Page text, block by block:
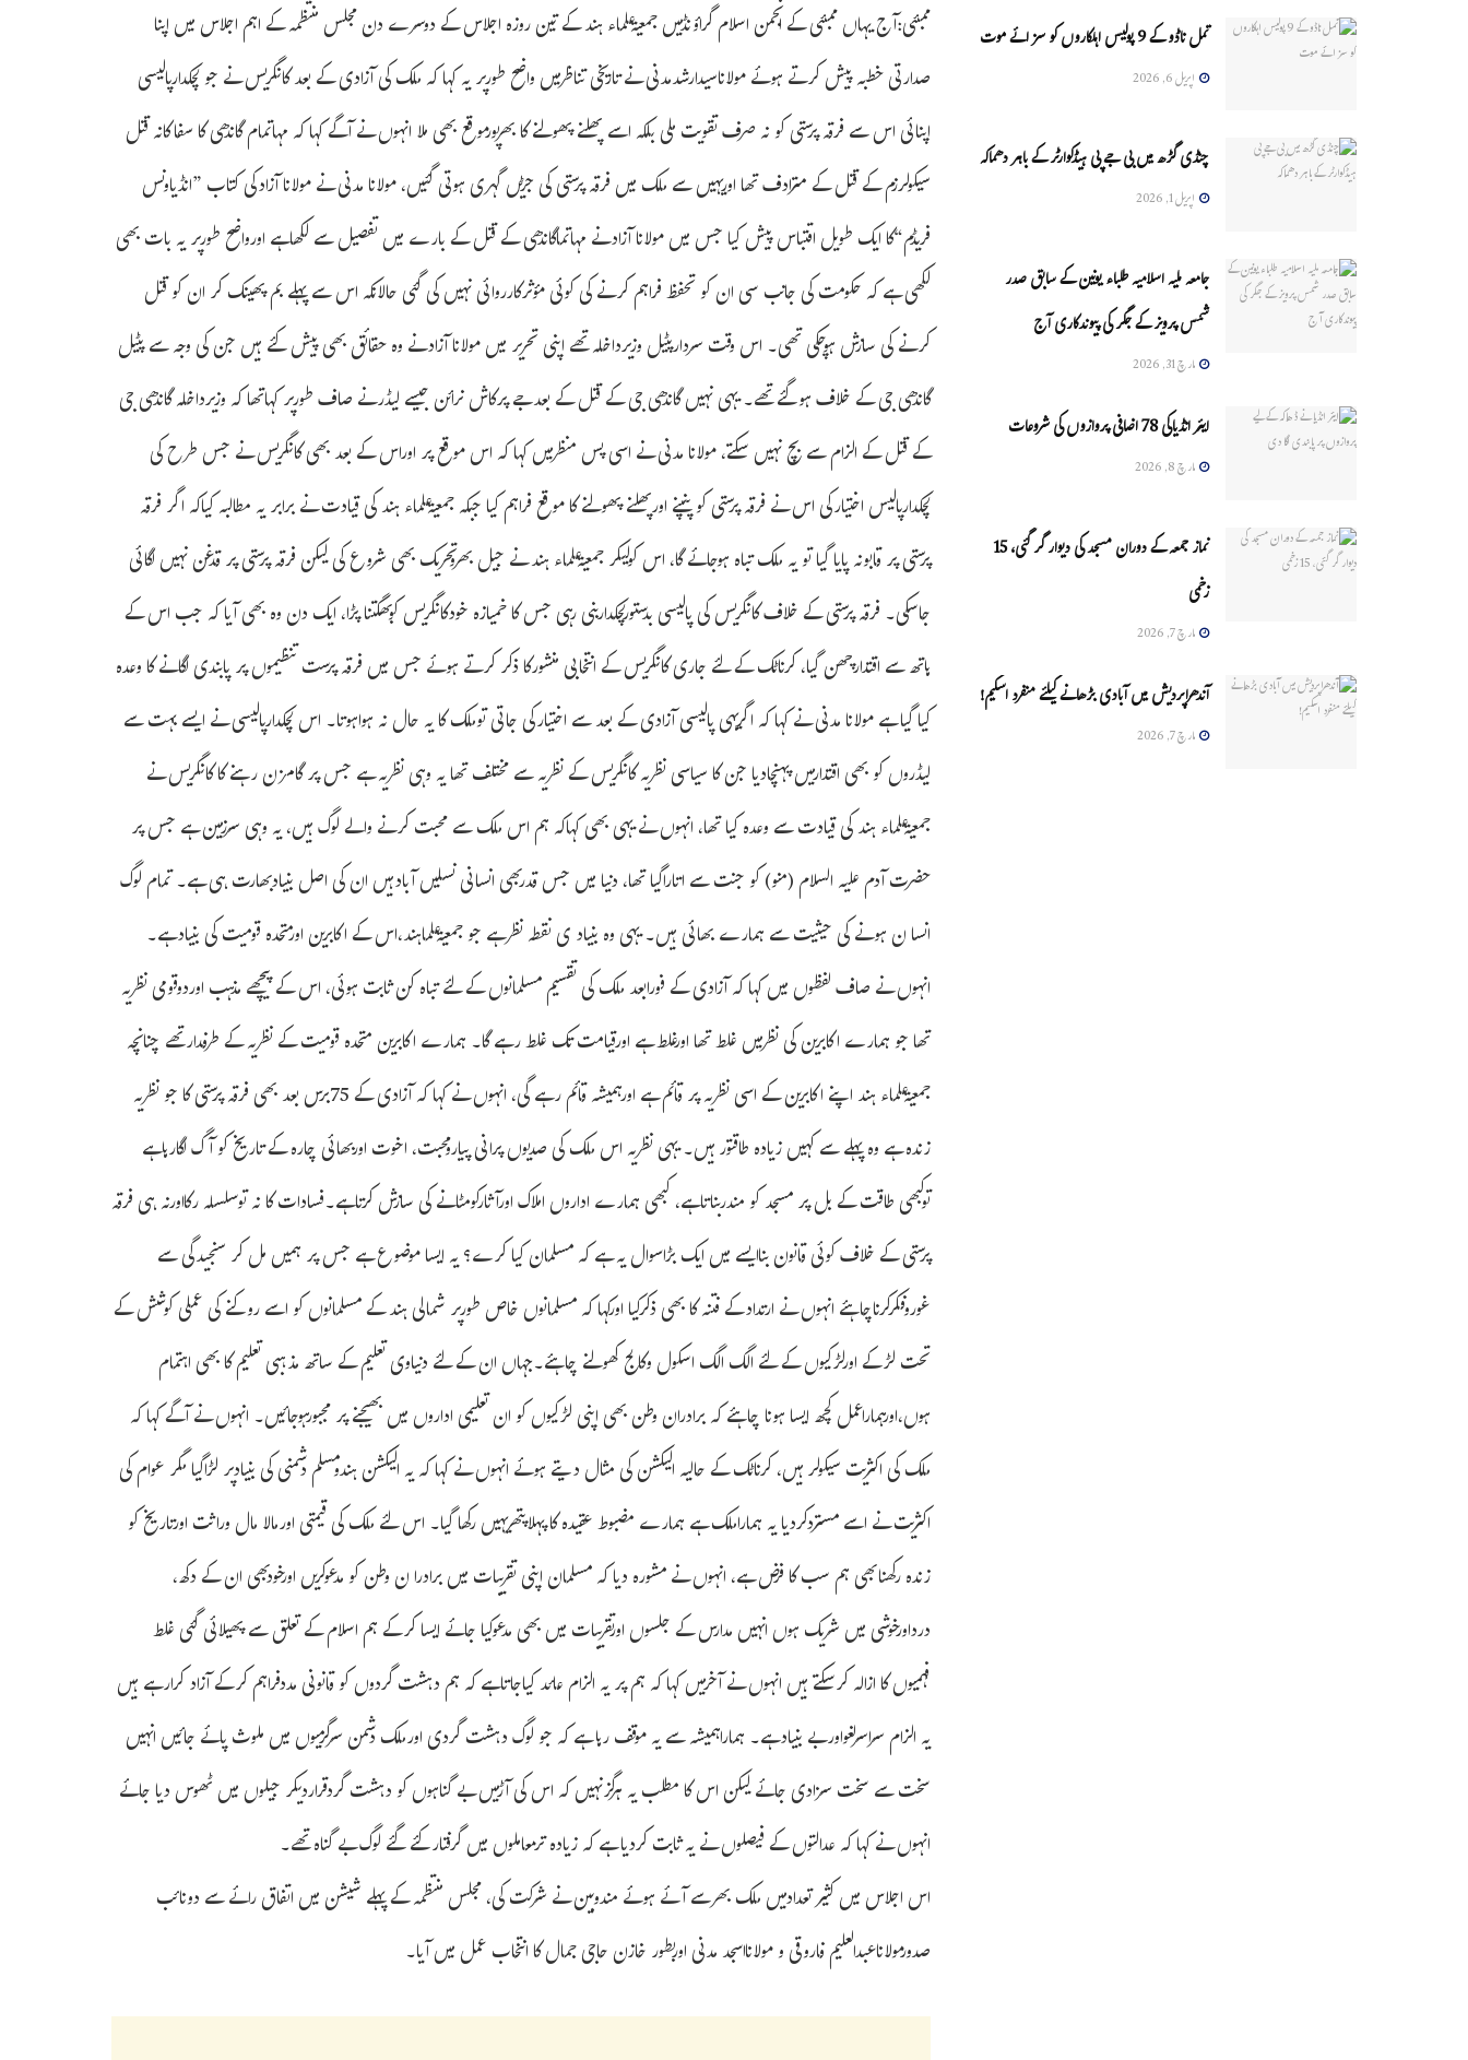
ممبئی:آج یہاں ممبئی کے انجمن اسلام گراؤنڈمیں جمعیۃعلماء ہند کے تین روزہ اجلاس کے دوسرے دن مجلس منتظمہ کے اہم اجلاس میں اپنا
صدارتی خطبہ پیش کرتے ہوئے مولاناسیدارشدمدنی نے تاریخی تناظرمیں واضح طورپر یہ کہا کہ ملک کی آزادی کے بعد کانگریس نے جو لچکدارپالیسی
اپنائی اس سے فرقہ پرستی کو نہ صرف تقویت ملی بلکہ اسے پھلنے پھولنے کا بھرپورموقع بھی ملا انہوں نے آگے کہا کہ مہاتمام گاندھی کا سفاکانہ قتل
سیکولرزم کے قتل کے مترادف تھا اوریہیں سے ملک میں فرقہ پرستی کی جڑیں گہری ہوتی گئیں، مولانا مدنی نے مولانا آزادکی کتاب ”انڈیاونس
فریڈم“کا ایک طویل اقتباس پیش کیا جس میں مولانا آزادنے مہاتماگاندھی کے قتل کے بارے میں تفصیل سے لکھاہے اورواضح طورپر یہ بات بھی
لکھی ہے کہ حکومت کی جانب سی ان کو تحفظ فراہم کرنے کی کوئی مؤثرکارروائی نہیں کی گئی حالانکہ اس سے پہلے بم پھینک کر ان کو قتل
کرنے کی سازش ہوچکی تھی۔ اس وقت سردارپٹیل وزیرداخلہ تھے اپنی تحریر میں مولانا آزادنے وہ حقائق بھی پیش کئے ہیں جن کی وجہ سے پٹیل
گاندھی جی کے خلاف ہوگئے تھے۔ یہی نہیں گاندھی جی کے قتل کے بعدجے پرکاش نرائن جیسے لیڈرنے صاف طورپر کہاتھا کہ وزیرداخلہ گاندھی جی
کے قتل کے الزام سے بچ نہیں سکتے، مولانا مدنی نے اسی پس منظرمیں کہا کہ اس موقع پر اوراس کے بعد بھی کانگریس نے جس طرح کی
لچکدارپالیس اختیارکی اس نے فرقہ پرستی کو پنپنے اورپھلنے پھولنے کا موقع فراہم کیا جبکہ جمعیۃعلماء ہند کی قیادت نے برابر یہ مطالبہ کیاکہ اگر فرقہ
پرستی پر قابونہ پایا گیا تو یہ ملک تباہ ہوجائے گا، اس کولیکر جمعیۃعلماء ہند نے جیل بھروتحریک بھی شروع کی لیکن فرقہ پرستی پر قدغن نہیں لگائی
جاسکی۔ فرقہ پرستی کے خلاف کانگریس کی پالیسی بدستورلچکداربنی رہی جس کا خمیازہ خودکانگریس کوبھگتنا پڑا، ایک دن وہ بھی آیا کہ جب اس کے
ہاتھ سے اقتدارچھن گیا، کرناٹک کے لئے جاری کانگریس کے انتخابی منشورکا ذکر کرتے ہوئے جس میں فرقہ پرست تنظیموں پر پابندی لگانے کا وعدہ
کیا گیا ہے مولانا مدنی نے کہا کہ اگریہی پالیسی آزادی کے بعد سے اختیارکی جاتی توملک کا یہ حال نہ ہواہوتا۔ اس لچکدارپالیسی نے ایسے بہت سے
لیڈروں کو بھی اقتدارمیں پہنچادیا جن کا سیاسی نظریہ کانگریس کے نظریہ سے مختلف تھا یہ وہی نظریہ ہے جس پر گامزن رہنے کا کانگریس نے
جمعیۃعلماء ہند کی قیادت سے وعدہ کیا تھا، انہوں نے یہی بھی کہاکہ ہم اس ملک سے محبت کرنے والے لوگ ہیں، یہ وہی سرزمین ہے جس پر
حضرت آدم علیہ السلام (منو) کو جنت سے اتاراگیا تھا، دنیا میں جس قدربھی انسانی نسلیں آبادہیں ان کی اصل بنیادبھارت ہی ہے۔ تمام لوگ
انسا ن ہونے کی حیثیت سے ہمارے بھائی ہیں۔ یہی وہ بنیاد ی نقطہ نظرہے جو جمعیۃعلماہند،اس کے اکابرین اورمتحدہ قومیت کی بنیادہے۔
انہوں نے صاف لفظوں میں کہا کہ آزادی کے فورابعد ملک کی تقسیم مسلمانوں کے لئے تباہ کن ثابت ہوئی، اس کے پیچھے مذہب اوردوقومی نظریہ
تھا جو ہمارے اکابرین کی نظرمیں غلط تھا اورغلط ہے اورقیامت تک غلط رہے گا۔ ہمارے اکابرین متحدہ قومیت کے نظریہ کے طرفدارتھے چنانچہ
جمعیۃعلماء ہند اپنے اکابرین کے اسی نظریہ پر قائم ہے اورہمیشہ قائم رہے گی، انہوں نے کہا کہ آزادی کے 75برس بعد بھی فرقہ پرستی کا جو نظریہ
زندہ ہے وہ پہلے سے کہیں زیادہ طاقتورہیں۔ یہی نظریہ اس ملک کی صدیوں پرانی پیارومحبت، اخوت اوربھائی چارہ کے تاریخ کو آگ لگارہاہے
توکبھی طاقت کے بل پر مسجد کو مندربناتاہے، کبھی ہمارے اداروں املاک اورآثارکومٹانے کی سازش کرتاہے۔فسادات کا نہ توسلسلہ رکااورنہ ہی فرقہ
پرستی کے خلاف کوئی قانون بناایسے میں ایک بڑاسوال یہ ہے کہ مسلمان کیا کرے؟ یہ ایسا موضوع ہے جس پر ہمیں مل کر سنجیدگی سے
غوروفکرکرناچاہئے انہوں نے ارتدادکے فتنہ کا بھی ذکرکیا اورکہا کہ مسلمانوں خاص طورپر شمالی ہند کے مسلمانوں کو اسے روکنے کی عملی کوشش کے
تحت لڑکے اورلڑکیوں کے لئے الگ الگ اسکول وکالج کھولنے چاہئے۔جہاں ان کے لئے دنیاوی تعلیم کے ساتھ مذہبی تعلیم کا بھی اہتمام
ہوں،اورہماراعمل کچھ ایسا ہونا چاہئے کہ برادران وطن بھی اپنی لڑکیوں کو ان تعلیمی اداروں میں بھیجنے پر مجبورہوجائیں۔ انہوں نے آگے کہا کہ
ملک کی اکثریت سیکولرہیں، کرناٹک کے حالیہ الیکشن کی مثال دیتے ہوئے انہوں نے کہا کہ یہ الیکشن ہندومسلم دشمنی کی بنیادپر لڑاگیا مگر عوام کی
اکثریت نے اسے مستردکردیا یہ ہماراملک ہے ہمارے مضبوط عقیدہ کا پہلاپتھریہیں رکھا گیا۔ اس لئے ملک کی قیمتی اورمالا مال وراثت اورتاریخ کو
زندہ رکھنابھی ہم سب کا فرض ہے، انہوں نے مشورہ دیا کہ مسلمان اپنی تقریبات میں برادرا ن وطن کو مدعوکریں اورخودبھی ان کے دکھ،
درداورخوشی میں شریک ہوں انہیں مدارس کے جلسوں اورتقریبات میں بھی مدعوکیا جائے ایسا کرکے ہم اسلام کے تعلق سے پھیلائی گئی غلط
فہمیوں کا ازالہ کرسکتے ہیں انہوں نے آخرمیں کہا کہ ہم پر یہ الزام عائد کیاجاتاہے کہ ہم دہشت گردوں کو قانونی مددفراہم کرکے آزاد کرارہے ہیں
یہ الزام سراسرلغواوربے بنیادہے۔ ہماراہمیشہ سے یہ موقف رہا ہے کہ جو لوگ دہشت گردی اورملک دشمن سرگرمیوں میں ملوث پائے جائیں انہیں
سخت سے سخت سزادی جائے لیکن اس کا مطلب یہ ہرگزنہیں کہ اس کی آڑمیں بے گناہوں کو دہشت گردقراردیکر جیلوں میں ٹھوس دیا جائے
انہوں نے کہا کہ عدالتوں کے فیصلوں نے یہ ثابت کردیا ہے کہ زیادہ ترمعاملوں میں گرفتارکئے گئے لوگ بے گناہ تھے۔
اس اجلاس میں کثیر تعدادمیں ملک بھرسے آئے ہوئے مندوبین نے شرکت کی، مجلس منتظمہ کے پہلے شیشن میں اتفاق رائے سے دونائب
صدورمولاناعبدالعلیم فاروقی و مولانااسجد مدنی اوربطور خازن حاجی جمال کا انتخاب عمل میں آیا۔
تمل ناڈو کے 9 پولیس اہلکاروں کو سزائے موت
اپریل 6, 2026
چنڈی گڑھ میں بی جے پی ہیڈکوارٹر کے باہر دھماکہ
اپریل 1, 2026
جامعہ ملیہ اسلامیہ طلباء یونین کے سابق صدر
شمس پرویز کے جگر کی پیوندکاری آج
مارچ 31, 2026
ایئر انڈیاکی 78 اضافی پروازوں کی شروعات
مارچ 8, 2026
نماز جمعہ کے دوران مسجد کی دیوار گر گئی، 15
زخمی
مارچ 7, 2026
آندھراپردیش میں آبادی بڑھانے کیلئے منفرد اسکیم!
مارچ 7, 2026